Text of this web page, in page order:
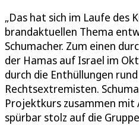
„Das hat sich im Laufe des
brandaktuellen Thema
Schumacher. Zum einen
der Hamas auf Israel im
durch die Enthüllungen
Rechtsextremisten.
Projektkurs zusammen mit
spürbar stolz auf die